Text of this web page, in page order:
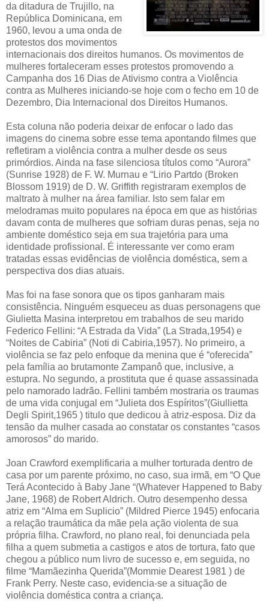
da ditadura de Trujillo, na
República Dominicana, em
1960, levou a uma onda de
protestos dos movimentos
internacionais dos direitos humanos. Os movimentos de
mulheres fortaleceram esses protestos promovendo a
Campanha dos 16 Dias de Ativismo contra a Violência
contra as Mulheres iniciando-se hoje com o fecho em 10 de
Dezembro, Dia Internacional dos Direitos Humanos.
Esta coluna não poderia deixar de enfocar o lado das
imagens do cinema sobre esse tema apontando filmes que
refletiram a violência contra a mulher desde os seus
primórdios. Ainda na fase silenciosa títulos como “Aurora”
(Sunrise 1928) de F. W. Murnau e “Lirio Partdo (Broken
Blossom 1919) de D. W. Griffith registraram exemplos de
maltrato à mulher na área familiar. Isto sem falar em
melodramas muito populares na época em que as histórias
davam conta de mulheres que sofriam duras penas, seja no
ambiente doméstico seja em sua trajetória para uma
identidade profissional. É interessante ver como eram
tratadas essas evidências de violência doméstica, sem a
perspectiva dos dias atuais.
Mas foi na fase sonora que os tipos ganharam mais
consistência. Ninguém esqueceu as duas personagens que
Giulietta Masina interpretou em trabalhos de seu marido
Federico Fellini: “A Estrada da Vida” (La Strada,1954) e
“Noites de Cabiria” (Noti di Cabiria,1957). No primeiro, a
violência se faz pelo enfoque da menina que é “oferecida”
pela família ao brutamonte Zampanô que, inclusive, a
estupra. No segundo, a prostituta que é quase assassinada
pelo namorado ladrão. Fellini também mostraria os traumas
de uma vida conjugal em “Julieta dos Espíritos”(Giullietta
Degli Spirit,1965 ) titulo que dedicou à atriz-esposa. Diz da
tensão da mulher casada ao constatar os constantes “casos
amorosos” do marido.
Joan Crawford exemplificaria a mulher torturada dentro de
casa por um parente próximo, no caso, sua irmã, em “O Que
Terá Acontecido à Baby Jane “(Whatever Happened to Baby
Jane, 1968) de Robert Aldrich. Outro desempenho dessa
atriz em “Alma em Suplicio” (Mildred Pierce 1945) enfocaria
a relação traumática da mãe pela ação violenta de sua
própria filha. Crawford, no plano real, foi denunciada pela
filha a quem submetia a castigos e atos de tortura, fato que
chegou a público num livro de sucesso e, em seguida, no
filme “Mamãezinha Querida”(Mommie Dearest 1981 ) de
Frank Perry. Neste caso, evidencia-se a situação de
violência doméstica contra a criança.